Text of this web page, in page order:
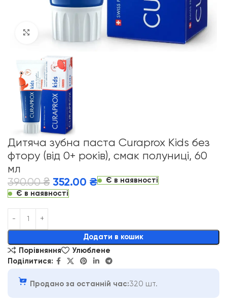
Дитяча зубна паста Curaprox Kids без
фтору (від 0+ років), смак полуниці, 60
мл
390.00₴ 352.00 ₴
Є в наявності
Є в наявності
Додати в кошик
Alternative:
Порівняння
Улюблене
Поділитися:
Продано за останній час:320 шт.